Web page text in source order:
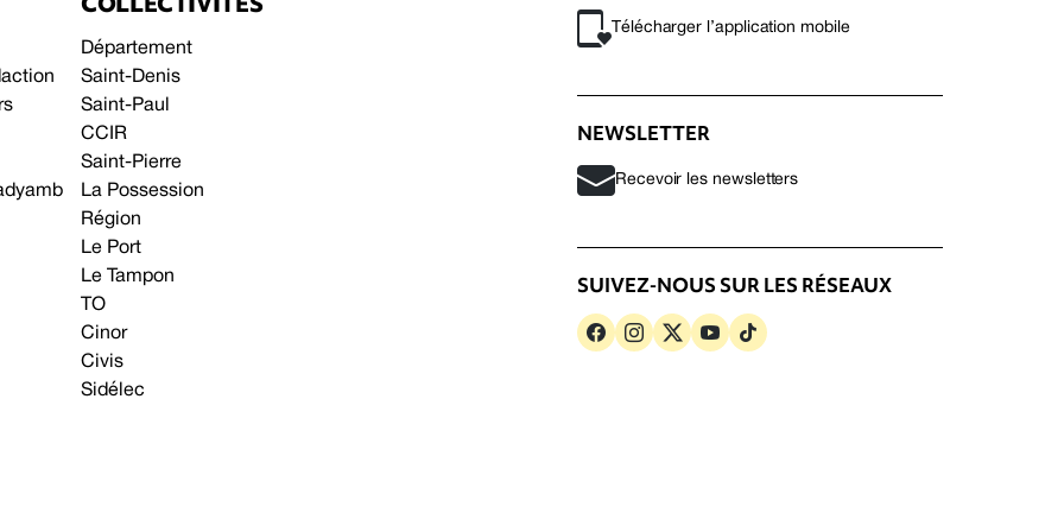
Département
Saint-Denis
Saint-Paul
CCIR
Saint-Pierre
La Possession
Région
Le Port
Le Tampon
TO
Cinor
Civis
Sidélec
Télécharger l’application mobile
NEWSLETTER
Recevoir les newsletters
SUIVEZ-NOUS SUR LES RÉSEAUX